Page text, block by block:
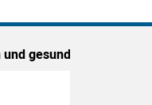
gesundes Wachstum